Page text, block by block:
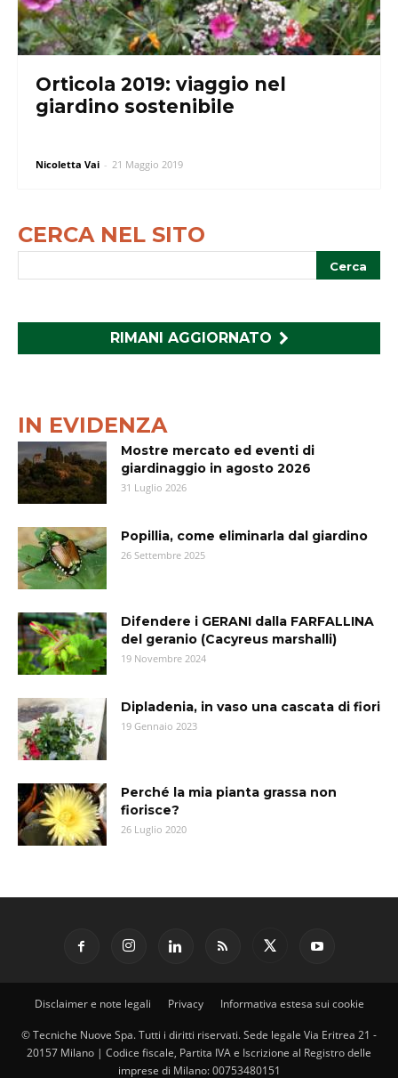
Orticola 2019: viaggio nel
giardino sostenibile
Nicoletta Vai - 21 Maggio 2019
CERCA NEL SITO
RIMANI AGGIORNATO
IN EVIDENZA
Mostre mercato ed eventi di
giardinaggio in agosto 2026
31 Luglio 2026
Popillia, come eliminarla dal giardino
26 Settembre 2025
Difendere i GERANI dalla FARFALLINA
del geranio (Cacyreus marshalli)
19 Novembre 2024
Dipladenia, in vaso una cascata di fiori
19 Gennaio 2023
Perché la mia pianta grassa non
fiorisce?
26 Luglio 2020
Disclaimer e note legali Privacy Informativa estesa sui cookie
© Tecniche Nuove Spa. Tutti i diritti riservati. Sede legale Via Eritrea 21 -
20157 Milano | Codice fiscale, Partita IVA e Iscrizione al Registro delle
imprese di Milano: 00753480151